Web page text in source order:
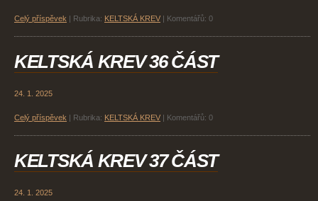
Celý příspěvek Rubrika: KELTSKÁ KREV Komentářů: 0
KELTSKÁ KREV 36 ČÁST
24. 1. 2025
Celý příspěvek Rubrika: KELTSKÁ KREV Komentářů: 0
KELTSKÁ KREV 37 ČÁST
24. 1. 2025